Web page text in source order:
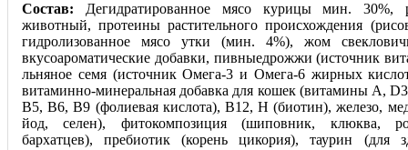
Состав: Дегидратированное мясо курицы мин. 30%,
животный, протеины растительного происхождения
гидролизованное мясо утки (мин. 4%), жом
вкусоароматические добавки, пивныедрожжи (источник
льняное семя (источник Омега-3 и Омега-6 жирных
витаминно-минеральная добавка для кошек (витамины А,
В5, В6, В9 (фолиевая кислота), В12, Н (биотин), железо,
йод, селен), фитокомпозиция (шиповник, клюква,
бархатцев), пребиотик (корень цикория), таурин (для